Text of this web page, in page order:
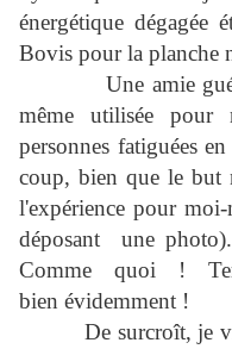
énergétique dégagée
Bovis pour la planche
Une amie
même utilisée pour
personnes fatiguées
coup, bien que le but
l'expérience pour
déposant une
Comme quoi !
bien évidemment !
De surcroît, je